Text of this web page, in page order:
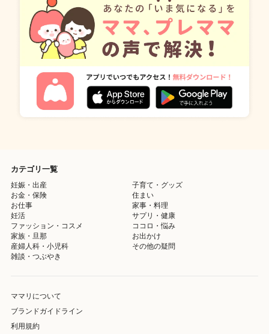
カテゴリ一覧
妊娠・出産
子育て・グッズ
お金・保険
住まい
お仕事
家事・料理
妊活
サプリ・健康
ファッション・コスメ
ココロ・悩み
家族・旦那
お出かけ
産婦人科・小児科
その他の疑問
雑談・つぶやき
ママリについて
ブランドガイドライン
利用規約